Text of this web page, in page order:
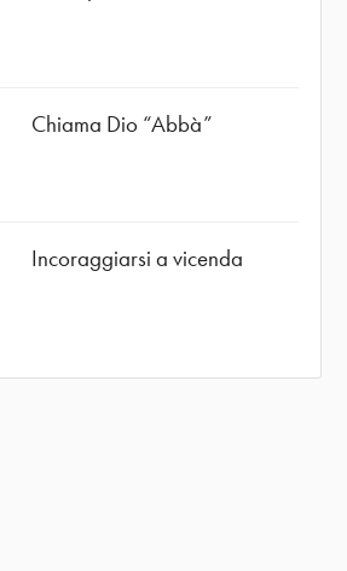
Chiama Dio “Abbà”
Incoraggiarsi a vicenda